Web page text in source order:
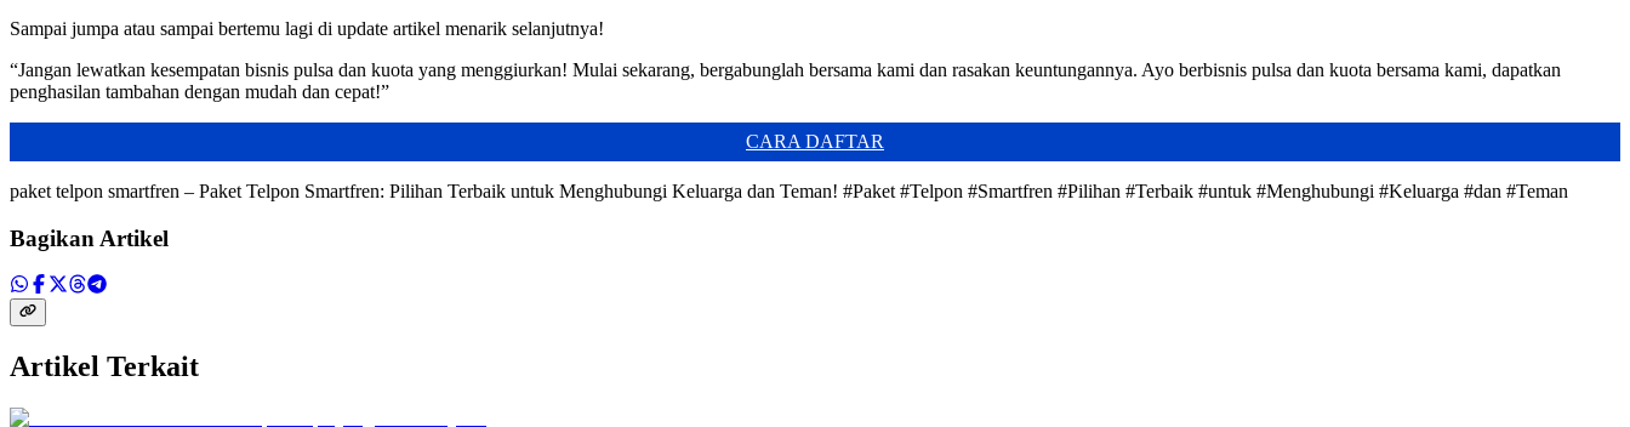
Sampai jumpa atau sampai bertemu lagi di update artikel menarik selanjutnya!
“Jangan lewatkan kesempatan bisnis pulsa dan kuota yang menggiurkan! Mulai sekarang, bergabunglah bersama kami dan rasakan keuntungannya. Ayo berbisnis pulsa dan kuota bersama kami, dapatkan
penghasilan tambahan dengan mudah dan cepat!”
CARA DAFTAR
paket telpon smartfren – Paket Telpon Smartfren: Pilihan Terbaik untuk Menghubungi Keluarga dan Teman! #Paket #Telpon #Smartfren #Pilihan #Terbaik #untuk #Menghubungi #Keluarga #dan #Teman
Bagikan Artikel
Artikel Terkait